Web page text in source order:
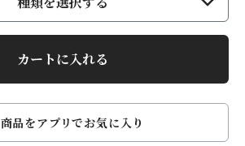
カートに入れる
商品をアプリでお気に入り